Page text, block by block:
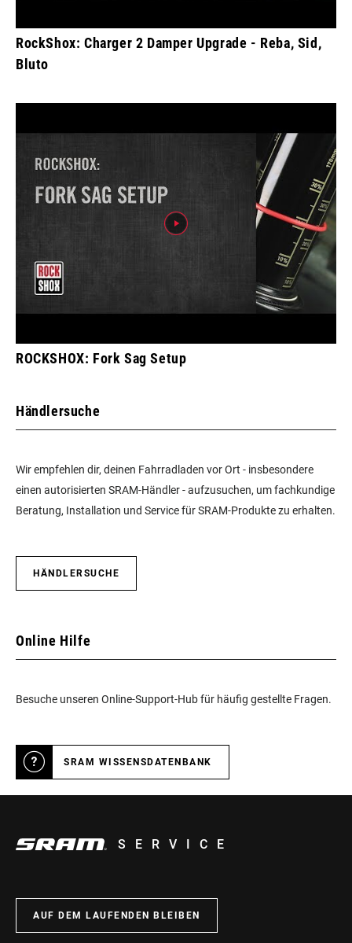
RockShox: Charger 2 Damper Upgrade - Reba, Sid,
Bluto
ROCKSHOX: Fork Sag Setup
Händlersuche
Wir empfehlen dir, deinen Fahrradladen vor Ort - insbesondere
einen autorisierten SRAM-Händler - aufzusuchen, um fachkundige
Beratung, Installation und Service für SRAM-Produkte zu erhalten.
HÄNDLERSUCHE
Online Hilfe
Besuche unseren Online-Support-Hub für häufig gestellte Fragen.
SRAM WISSENSDATENBANK
SERVICE
AUF DEM LAUFENDEN BLEIBEN